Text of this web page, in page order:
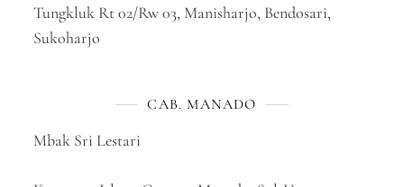
Tungkluk Rt 02/Rw 03, Manisharjo, Bendosari,
Sukoharjo
CAB. MANADO
Mbak Sri Lestari